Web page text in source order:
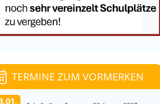
TERMINE ZUM VORMERKEN